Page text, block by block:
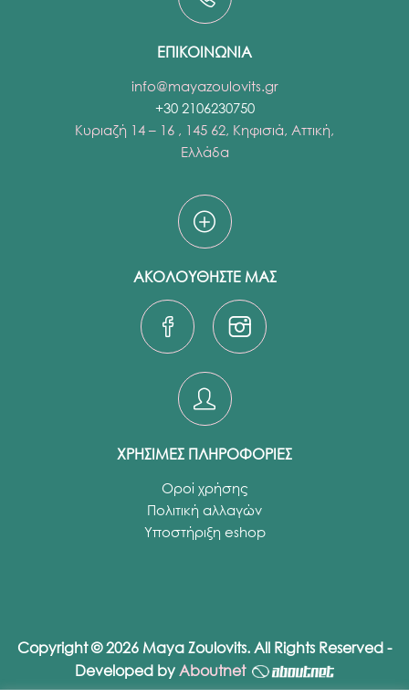
ΕΠΙΚΟΙΝΩΝΙΑ
info@mayazoulovits.gr
+30 2106230750
Κυριαζή 14 – 16 , 145 62, Κηφισιά, Αττική,
Ελλάδα
ΑΚΟΛΟΥΘΗΣΤΕ ΜΑΣ
ΧΡΗΣΙΜΕΣ ΠΛΗΡΟΦΟΡΙΕΣ
Οροί χρήσης
Πολιτική αλλαγών
Υποστήριξη eshop
Copyright © 2026 Maya Zoulovits. All Rights Reserved -
Developed byAboutnet